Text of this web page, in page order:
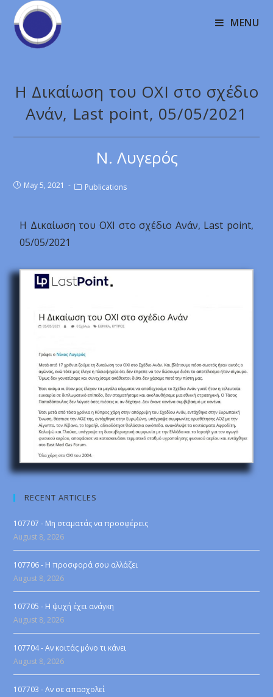
MENU
Η Δικαίωση του OXI στο σχέδιο
Ανάν, Last point, 05/05/2021
Ν. Λυγερός
May 5, 2021 Publications
Η Δικαίωση του OXI στο σχέδιο Ανάν, Last point,
05/05/2021
RECENT ARTICLES
107707 - Μη σταματάς να προσφέρεις
August 8, 2026
107706 - Η προσφορά σου αλλάζει
August 8, 2026
107705 - Η ψυχή έχει ανάγκη
August 8, 2026
107704 - Αν κοιτάς μόνο τι κάνει
August 8, 2026
107703 - Αν σε απασχολεί